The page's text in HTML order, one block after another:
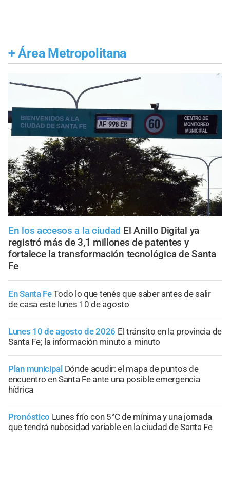
+ Área Metropolitana
En los accesos a la ciudad El Anillo Digital ya
registró más de 3,1 millones de patentes y
fortalece la transformación tecnológica de Santa
Fe
En Santa FeTodo lo que tenés que saber antes de salir
de casa este lunes 10 de agosto
Lunes 10 de agosto de 2026 El tránsito en la provincia de
Santa Fe; la información minuto a minuto
Plan municipal Dónde acudir: el mapa de puntos de
encuentro en Santa Fe ante una posible emergencia
hídrica
Pronóstico Lunes frío con 5°C de mínima y una jornada
que tendrá nubosidad variable en la ciudad de Santa Fe